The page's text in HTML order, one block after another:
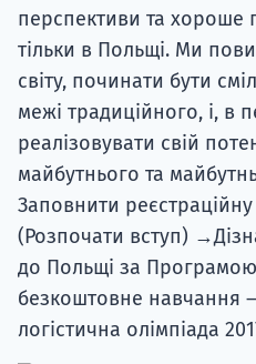
перспективи та хороше
тільки в Польщі. Ми
світу, починати бути
межі традиційного, і, в
реалізовувати свій
майбутнього та
Заповнити
(Розпочати вступ)
до Польщі за
безкоштовне навчання
логістична олімпіада